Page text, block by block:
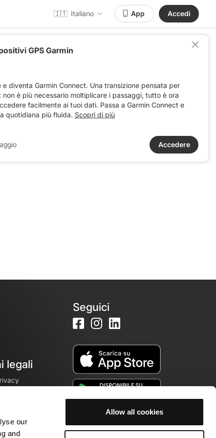
our
and
Allow all cookies
🇮🇹 Italiano App Accedi
legali
Seguici
GPS Garmin
e diventa Garmin Connect. Una transizione pensata per
è più necessario moltiplicare i passaggi, tutto è ora
facilmente ai tuoi dati. Passa a Garmin Connect e
quotidiana più fluida. Scopri di più
Accedere